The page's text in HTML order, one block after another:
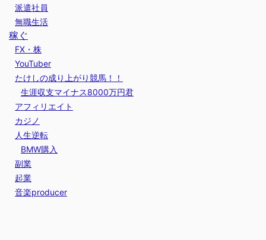
派遣社員
無職生活
稼ぐ
FX・株
YouTuber
たけしの成り上がり競馬！！
生涯収支マイナス8000万円君
アフィリエイト
カジノ
人生逆転
BMW購入
副業
起業
音楽producer